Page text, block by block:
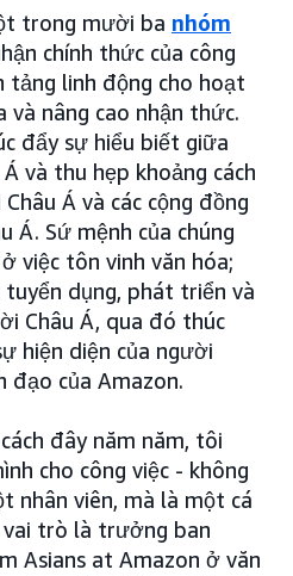
trong mười ba nhóm
chính thức của công
tảng linh động cho hoạt
nâng cao nhận thức.
đẩy sự hiểu biết giữa
và thu hẹp khoảng cách
Á và các cộng đồng
Á. Sứ mệnh của chúng
việc tôn vinh văn hóa;
dụng, phát triển và
Châu Á, qua đó thúc
hiện diện của người
đạo của Amazon.
đây năm năm, tôi
cho công việc - không
nhân viên, mà là một cá
trò là trưởng ban
Asians at Amazon ở văn